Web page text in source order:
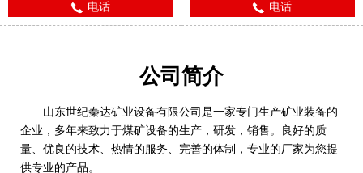
电话 电话
公司简介
山东世纪秦达矿业设备有限公司是一家专门生产矿业装备的
企业，多年来致力于煤矿设备的生产，研发，销售。良好的质
量、优良的技术、热情的服务、完善的体制，专业的厂家为您提
供专业的产品。